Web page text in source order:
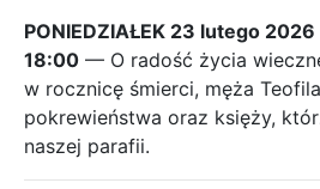
PONIEDZIAŁEK 23 lutego 2026
18:00 — O radość życia
w rocznicę śmierci, męża
pokrewieństwa oraz księży,
naszej parafii.